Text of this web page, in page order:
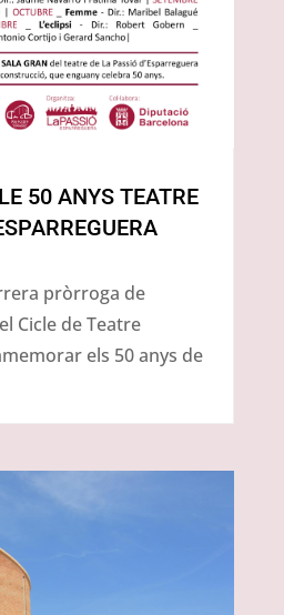
50 ANYS TEATRE
pròrroga de
Cicle de Teatre
els 50 anys de